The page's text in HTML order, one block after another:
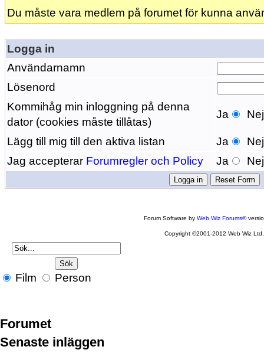
Du måste vara medlem på forumet för kunna
Logga in
Användarnamn
Lösenord
Kommihåg min inloggning på denna
dator (cookies måste tillåtas)
Ja Nej
Lägg till mig till den aktiva listan Ja
Nej
Jag accepterar Forumregler och Policy Ja Nej
Forum Software byWeb Wiz Forums®
Copyright ©2001-2012 Web Wiz Ltd.
Film Person
Forumet
Senaste inläggen